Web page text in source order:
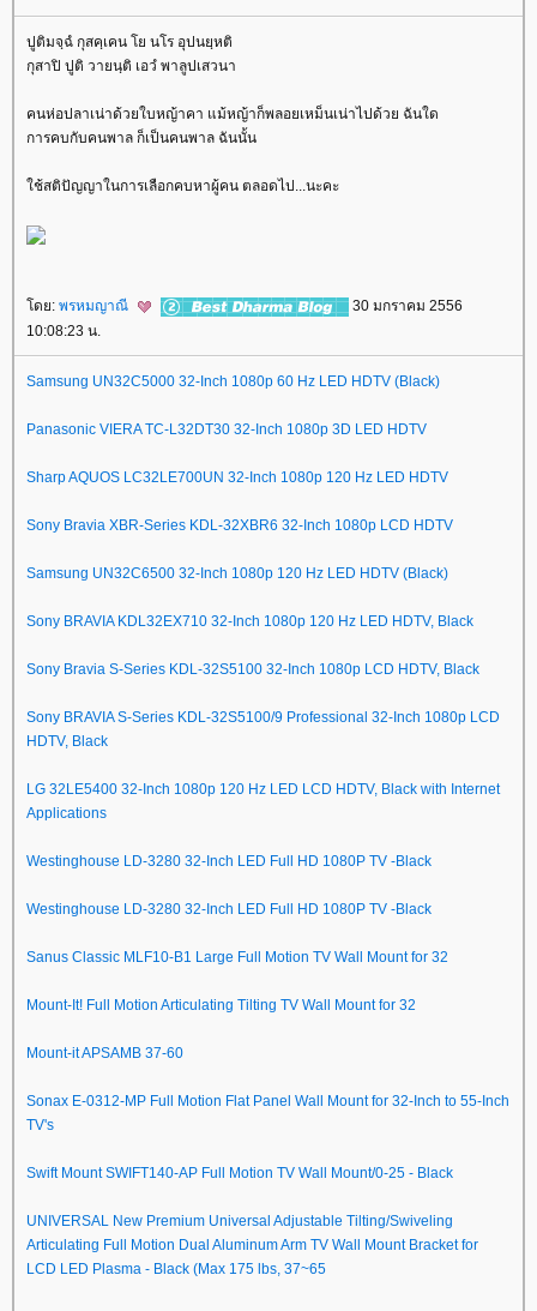
ปูติมจฺฉํ กุสคฺเคน โย นโร อุปนยฺหติ
กุสาปิ ปูติ วายนฺติ เอวํ พาลูปเสวนา
คนห่อปลาเน่าด้วยใบหญ้าคา แม้หญ้าก็พลอยเหม็นเน่าไปด้วย ฉันใด
การคบกับคนพาล ก็เป็นคนพาล ฉันนั้น
ช้สติปัญญาในการเลือกคบหาผู้คน ตลอดไป...นะคะ
ดย: พรหมญาณี
30 มกราคม 2556
10:08:23 น.
Samsung UN32C5000 32-Inch 1080p 60 Hz LED HDTV (Black)
Panasonic VIERA TC-L32DT30 32-Inch 1080p 3D LED HDTV
Sharp AQUOS LC32LE700UN 32-Inch 1080p 120 Hz LED HDTV
Sony Bravia XBR-Series KDL-32XBR6 32-Inch 1080p LCD HDTV
Samsung UN32C6500 32-Inch 1080p 120 Hz LED HDTV (Black)
Sony BRAVIA KDL32EX710 32-Inch 1080p 120 Hz LED HDTV, Black
Sony Bravia S-Series KDL-32S5100 32-Inch 1080p LCD HDTV, Black
Sony BRAVIA S-Series KDL-32S5100/9 Professional 32-Inch 1080p LCD
HDTV, Black
LG 32LE5400 32-Inch 1080p 120 Hz LED LCD HDTV, Black with Internet
Applications
Westinghouse LD-3280 32-Inch LED Full HD 1080P TV -Black
Westinghouse LD-3280 32-Inch LED Full HD 1080P TV -Black
Sanus Classic MLF10-B1 Large Full Motion TV Wall Mount for 32
Mount-It! Full Motion Articulating Tilting TV Wall Mount for 32
Mount-it APSAMB 37-60
Sonax E-0312-MP Full Motion Flat Panel Wall Mount for 32-Inch to 55-Inch
TV's
Swift Mount SWIFT140-AP Full Motion TV Wall Mount/0-25 - Black
UNIVERSAL New Premium Universal Adjustable Tilting/Swiveling
Articulating Full Motion Dual Aluminum Arm TV Wall Mount Bracket for
LCD LED Plasma - Black (Max 175 lbs, 37~65